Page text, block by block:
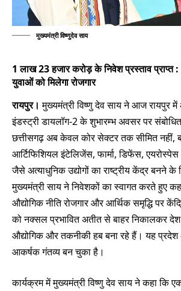
मुख्यमंत्री विष्णुदेव साय
1 लाख 23 हजार करोड़ के निवेश प्रस्ताव
युवाओं को मिलेगा रोजगार
रायपुर।मुख्यमंत्री विष्णु देव साय ने आज रायपुर
इंडस्ट्री डायलॉग-2 के शुभारम्भ अवसर पर
छत्तीसगढ़ अब केवल कोर सेक्टर तक सीमित नहीं,
आर्टिफिशियल इंटेलिजेंस, फार्मा, डिफेंस,
जैसे अत्याधुनिक उद्योगों का राष्ट्रीय केंद्र बनने के
मुख्यमंत्री साय ने निवेशकों का स्वागत करते हुए
औद्योगिक नीति रोजगार और आर्थिक समृद्धि पर
को नक्सल प्रभावित अतीत से बाहर निकालकर
औद्योगिक और तकनीकी हब बना रहे हैं। यह
आकर्षक गंतव्य बन चुका है।
कार्यक्रम में मुख्यमंत्री विष्णु देव साय ने कहा कि